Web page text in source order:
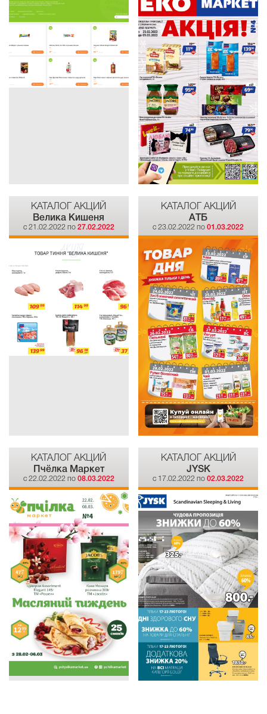
КАТАЛОГ АКЦИЙ
Велика Кишеня
c 21.02.2022 по 27.02.2022
КАТАЛОГ АКЦИЙ
АТБ
c 23.02.2022 по01.03.2022
КАТАЛОГ АКЦИЙ
Пчёлка Маркет
c 22.02.2022 по 08.03.2022
КАТАЛОГ АКЦИЙ
JYSK
c 17.02.2022 по02.03.2022